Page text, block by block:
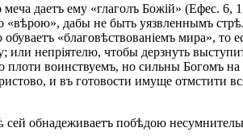
даетъ ему «глаголъ Божій» (Ефес. 6,
«вѣрою», дабы не быть уязвленнымъ
«благовѣствованіемъ мира», то
непріятелю, чтобы дерзнуть
воинствуемъ, но сильны Богомъ на
и въ готовости имуще отмстити
сей обнадеживаетъ побѣдою